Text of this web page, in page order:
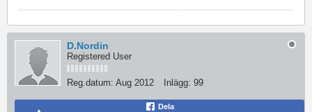
D.Nordin
Registered User
Reg.datum: Aug 2012 Inlägg: 99
Dela